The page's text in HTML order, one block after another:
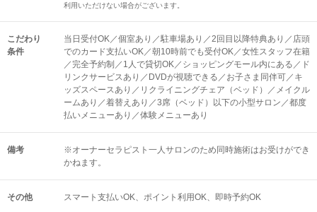
利用いただけない場合がございます。
こだわり
条件
当日受付OK／個室あり／駐車場あり／2回目以降特典あり／店頭
でのカード支払いOK／朝10時前でも受付OK／女性スタッフ在籍
／完全予約制／1人で貸切OK／ショッピングモール内にある／ド
リンクサービスあり／DVDが視聴できる／お子さま同伴可／キ
ッズスペースあり／リクライニングチェア（ベッド）／メイクル
ームあり／着替えあり／3席（ベッド）以下の小型サロン／都度
払いメニューあり／体験メニューあり
備考
※オーナーセラピスト一人サロンのため同時施術はお受けができ
かねます。
その他 スマート支払いOK ポイント利用OK 即時予約OK